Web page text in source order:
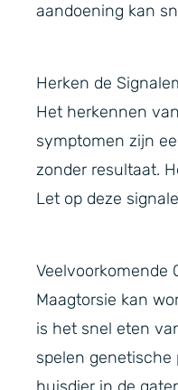
aandoening kan
Herken de
Het herkennen
symptomen zijn
zonder resultaat.
Let op deze
Veelvoorkomende
Maagtorsie kan
is het snel eten
spelen genetische